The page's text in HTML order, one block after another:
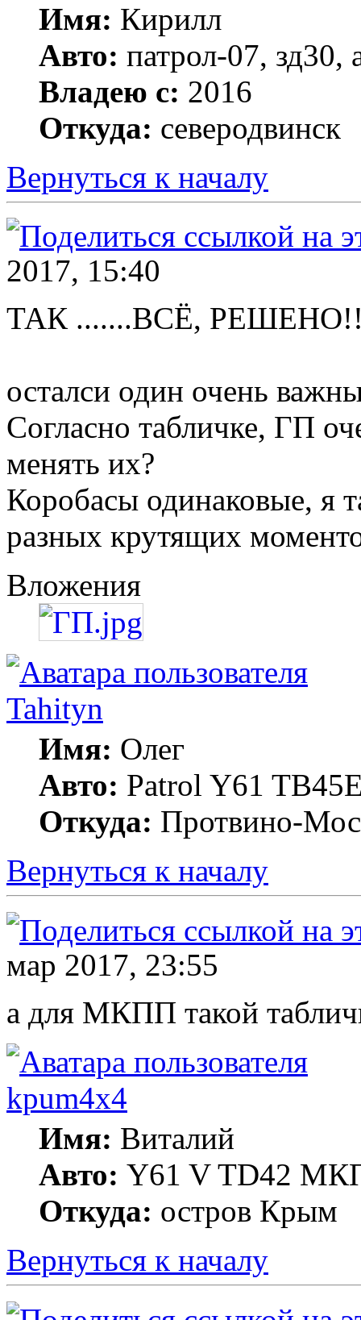
Имя: Кирилл
Авто: патрол-07, зд30,
Владею с: 2016
Откуда: северодвинск
Вернуться к началу
2017, 15:40
ТАК .......ВСЁ,
осталси один очень
Согласно табличке, ГП
менять их?
Коробасы одинаковые, я
разных крутящих
Вложения
Tahityn
Имя: Олег
Авто: Patrol Y61
Откуда: Протвино-
Вернуться к началу
мар 2017, 23:55
а для МКПП такой
kpum4x4
Имя: Виталий
Авто: Y61 V TD42
Откуда: остров Крым
Вернуться к началу